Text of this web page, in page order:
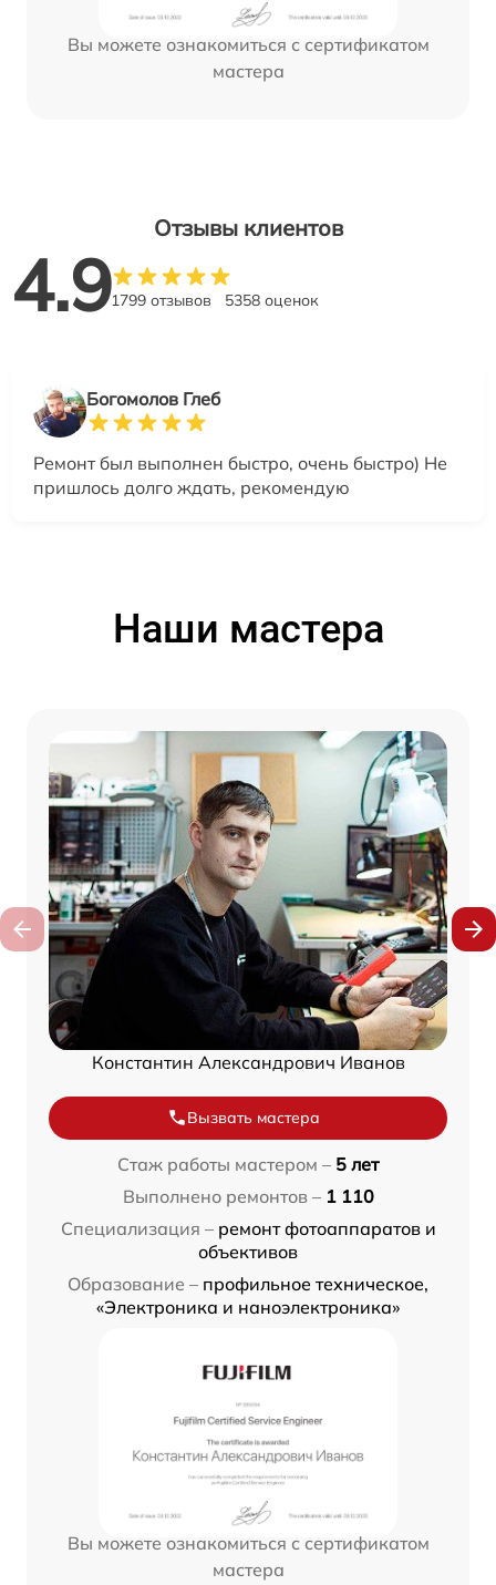
Вы можете ознакомиться с сертификатом
мастера
Отзывы клиентов
4.91799 отзывов 5358 оценок
Богомолов Глеб
Ремонт был выполнен быстро, очень быстро) Не
пришлось долго ждать, рекомендую
Наши мастера
Константин Александрович Иванов
Вызвать мастера
Стаж работы мастером – 5 лет
Выполнено ремонтов – 1 110
Специализация – ремонт фотоаппаратов и
объективов
Образование – профильное техническое,
«Электроника и наноэлектроника»
Вы можете ознакомиться с сертификатом
мастера